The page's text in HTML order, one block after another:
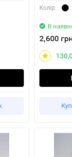
Колiр:
В
2,600